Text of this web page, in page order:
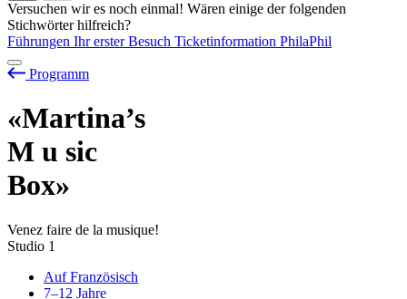
Versuchen wir es noch einmal! Wären einige der folgenden
Stichwörter hilfreich?
Führungen Ihr erster Besuch Ticketinformation PhilaPhil
Programm
«Martina’s
M u sic
Box»
Venez faire de la musique!
Studio 1
Auf Französisch
7–12 Jahre